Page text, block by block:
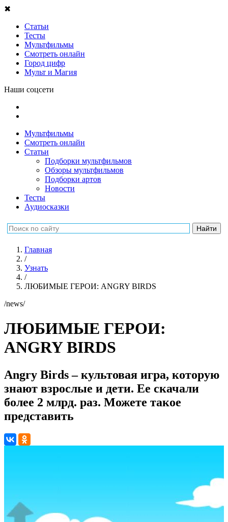
✖
Статьи
Тесты
Мультфильмы
Смотреть онлайн
Город цифр
Мульт и Магия
Наши соцсети
Мультфильмы
Смотреть онлайн
Статьи
Подборки мультфильмов
Обзоры мультфильмов
Подборки артов
Новости
Тесты
Аудиосказки
Главная
/
Узнать
/
ЛЮБИМЫЕ ГЕРОИ: ANGRY BIRDS
/news/
ЛЮБИМЫЕ ГЕРОИ:
ANGRY BIRDS
Angry Birds – культовая игра, которую
знают взрослые и дети. Ее скачали
более 2 млрд. раз. Можете такое
представить